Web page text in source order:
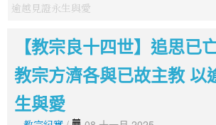
逾越見證永生與愛
【教宗良十四世】追思已
教宗方濟各與已故主教 以
生與愛